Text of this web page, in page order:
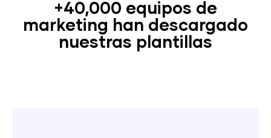
+40,000 equipos de
marketing han descargado
nuestras plantillas